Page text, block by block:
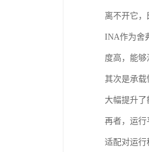
离不开它，
INA作为舍
度高，能够
其次是承载
大幅提升了
再者，运行
适配对运行